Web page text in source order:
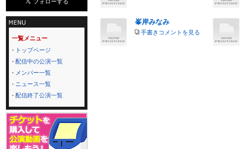
一覧メニュー
トップページ
配信中の公演一覧
メンバー一覧
ニュース一覧
配信終了公演一覧
峯岸みなみ
手書きコメントを見る